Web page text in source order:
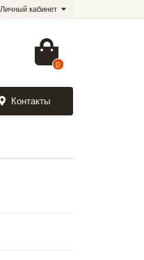
Личный кабинет
0
Контакты